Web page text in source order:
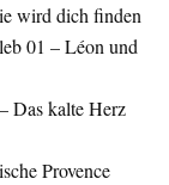
wird dich finden
01 – Léon und
Das kalte Herz
Provence